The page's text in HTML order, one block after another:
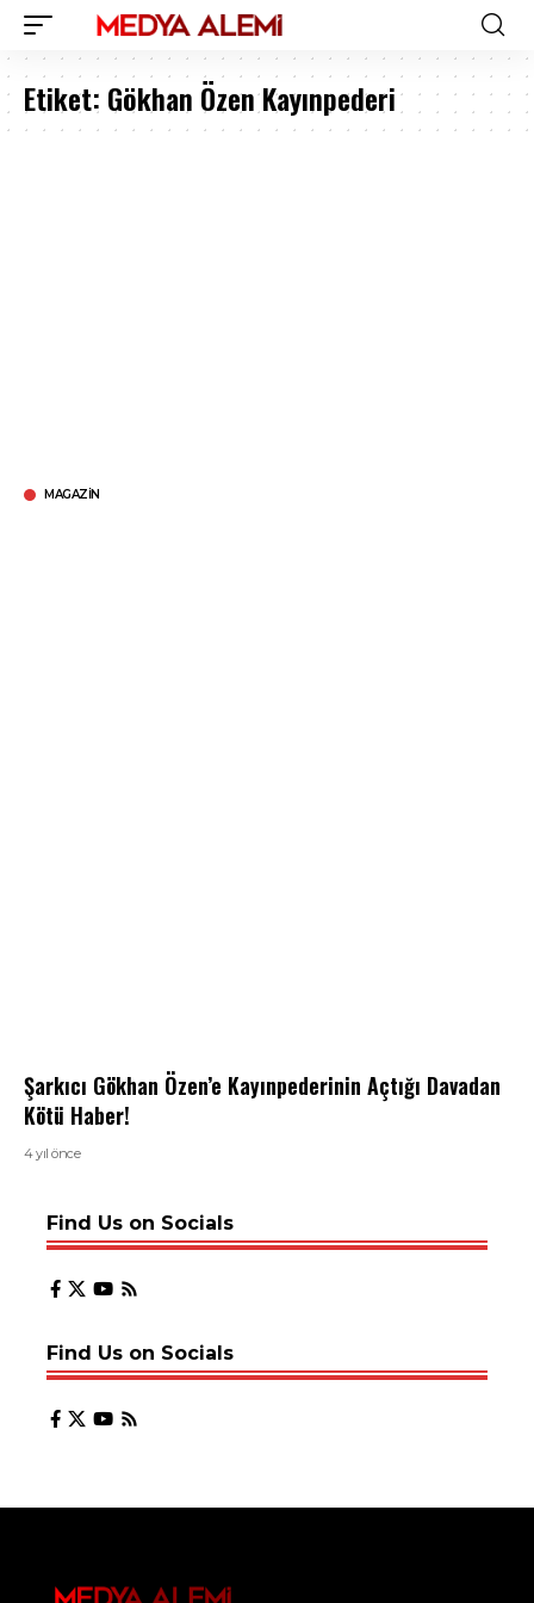
Etiket: Gökhan Özen Kayınpederi
MAGAZIN
Şarkıcı Gökhan Özen’e Kayınpederinin Açtığı Davadan
Kötü Haber!
4 yıl önce
Find Us on Socials
Find Us on Socials